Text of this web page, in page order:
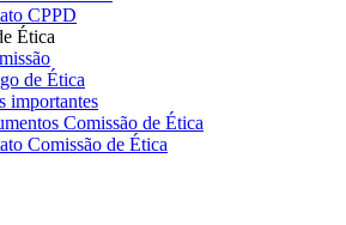
CPPD
Ética
de Ética
importantes
Comissão de Ética
Comissão de Ética